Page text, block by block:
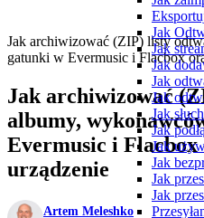
Jak
Jak
Jak
Jak
Jak
Jak
Jak
Jak
Jak
Jak
Jak
Jak archiwizować (ZIP) listy
gatunki w Evermusic i Flacbox
Jak archiwizować
albumy,
Evermusic i Flacbox
urządzenie
Artem Meleshko